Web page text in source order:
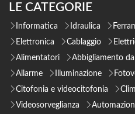
LE CATEGORIE
Informatica Idraulica
Elettronica
Cablaggio
Alimentatori
Abbigliamento
Allarme
Illuminazione
Citofonia e videocitofonia
Videosorveglianza